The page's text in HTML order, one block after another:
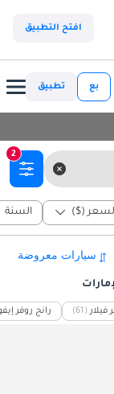
افتح التطبيق
بع تطبيق
2
($) السنة
فيلار (61) رانج روفر